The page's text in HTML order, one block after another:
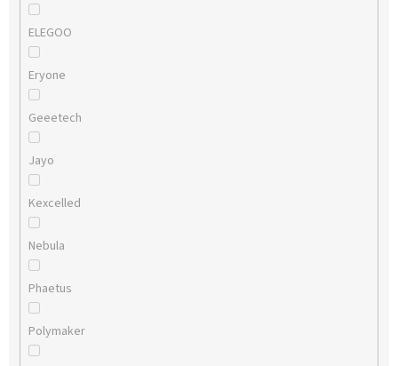
ELEGOO
Eryone
Geeetech
Jayo
Kexcelled
Nebula
Phaetus
Polymaker